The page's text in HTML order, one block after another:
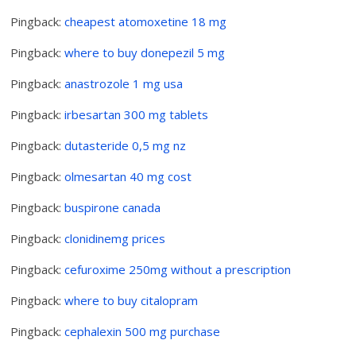
Pingback:cheapest atomoxetine 18 mg
Pingback:where to buy donepezil 5 mg
Pingback:anastrozole 1 mg usa
Pingback:irbesartan 300 mg tablets
Pingback:dutasteride 0,5 mg nz
Pingback:olmesartan 40 mg cost
Pingback:buspirone canada
Pingback:clonidinemg prices
Pingback:cefuroxime 250mg without a prescription
Pingback:where to buy citalopram
Pingback:cephalexin 500 mg purchase